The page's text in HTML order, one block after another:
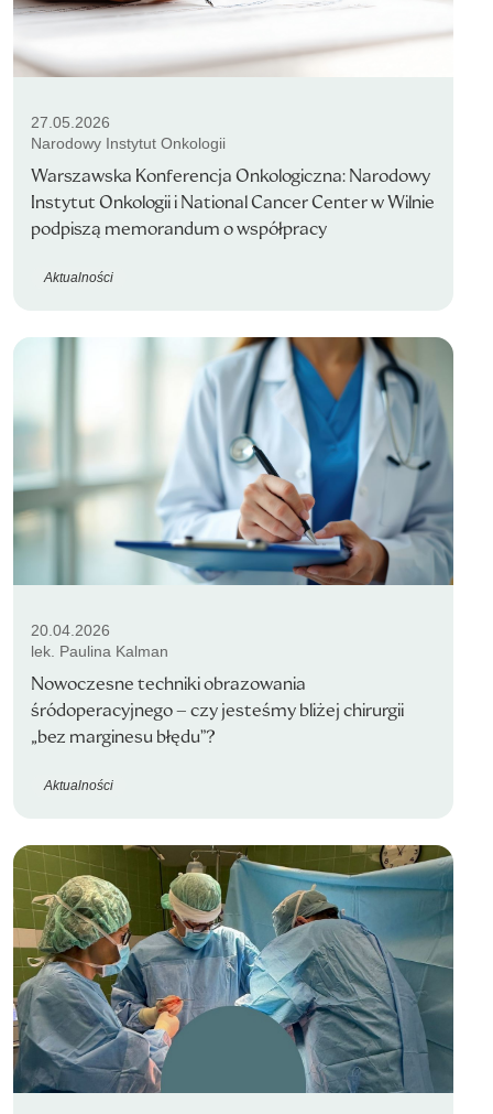
27.05.2026
Narodowy Instytut Onkologii
Warszawska Konferencja Onkologiczna: Narodowy
Instytut Onkologii i National Cancer Center w Wilnie
podpiszą memorandum o współpracy
Aktualności
20.04.2026
lek. Paulina Kalman
Nowoczesne techniki obrazowania
śródoperacyjnego – czy jesteśmy bliżej chirurgii
„bez marginesu błędu”?
Aktualności